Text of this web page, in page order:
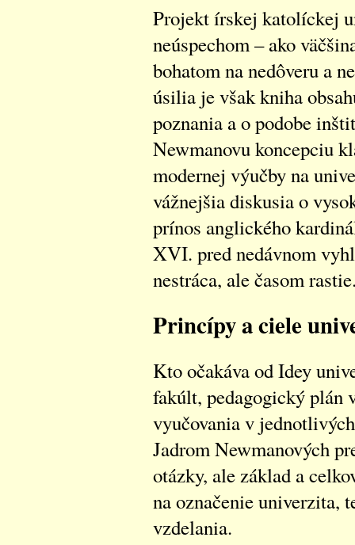
Projekt írskej katolíckej
neúspechom – ako
bohatom na nedôveru a
úsilia je však kniha
poznania a o podobe
Newmanovu koncepciu
modernej výučby na
vážnejšia diskusia o
prínos anglického
XVI. pred nedávnom
nestráca, ale časom
Princípy a ciele
Kto očakáva od Idey
fakúlt, pedagogický plán
vyučovania v
Jadrom Newmanových
otázky, ale základ a
na označenie univerzita,
vzdelania.